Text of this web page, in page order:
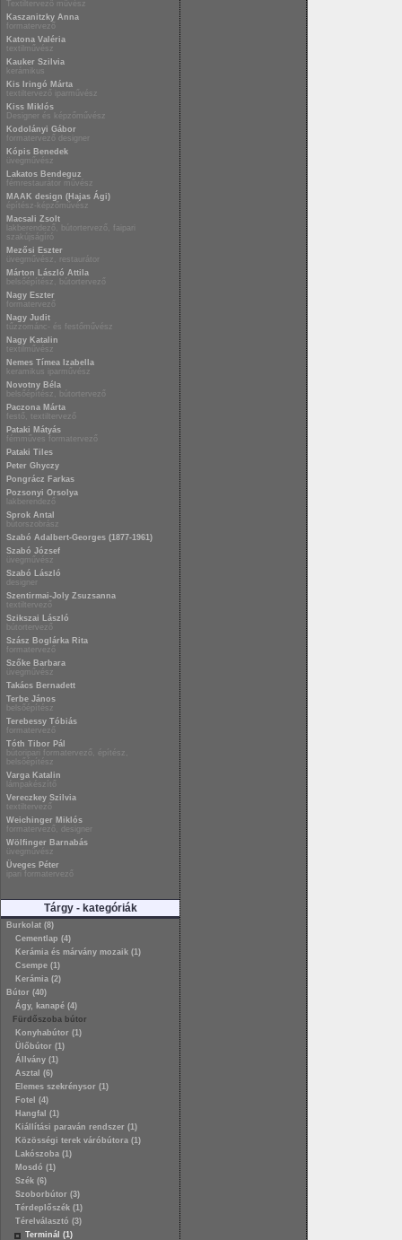
Textiltervező művész
Kaszanitzky Anna
formatervező
Katona Valéria
textilművész
Kauker Szilvia
kerámikus
Kis Iringó Márta
textiltervező iparművész
Kiss Miklós
Designer és képzőművész
Kodolányi Gábor
formatervező designer
Kópis Benedek
üvegművész
Lakatos Bendeguz
fémrestaurátor művész
MAAK design (Hajas Ági)
építész-képzőművész
Macsali Zsolt
lakberendező, bútortervező, faipari
szakújságíró
Mezősi Eszter
üvegművész, restaurátor
Márton László Attila
belsőépítész, bútortervező
Nagy Eszter
formatervező
Nagy Judit
tűzzománc- és festőművész
Nagy Katalin
textilművész
Nemes Tímea Izabella
keramikus iparművész
Novotny Béla
belsőépítész, bútortervező
Paczona Márta
festő, textiltervező
Pataki Mátyás
fémműves formatervező
Pataki Tiles
Peter Ghyczy
Pongrácz Farkas
Pozsonyi Orsolya
lakberendező
Sprok Antal
bútorszobrász
Szabó Adalbert-Georges (1877-1961)
Szabó József
üvegművész
Szabó László
designer
Szentirmai-Joly Zsuzsanna
textiltervező
Szikszai László
bútortervező
Szász Boglárka Rita
formatervező
Szőke Barbara
üvegművész
Takács Bernadett
Terbe János
belsőépítész
Terebessy Tóbiás
formatervező
Tóth Tibor Pál
bútoripari formatervező, építész,
belsőépítész
Varga Katalin
lámpakészítő
Vereczkey Szilvia
textiltervező
Weichinger Miklós
formatervező, designer
Wölfinger Barnabás
üvegművész
Üveges Péter
ipari formatervező
Tárgy - kategóriák
Burkolat (8)
Cementlap (4)
Kerámia és márvány mozaik (1)
Csempe (1)
Kerámia (2)
Bútor (40)
Ágy, kanapé (4)
Fürdőszoba bútor
Konyhabútor (1)
Ülőbútor (1)
Állvány (1)
Asztal (6)
Elemes szekrénysor (1)
Fotel (4)
Hangfal (1)
Kiállítási paraván rendszer (1)
Közösségi terek váróbútora (1)
Lakószoba (1)
Mosdó (1)
Szék (6)
Szoborbútor (3)
Térdeplőszék (1)
Térelválasztó (3)
Terminál (1)